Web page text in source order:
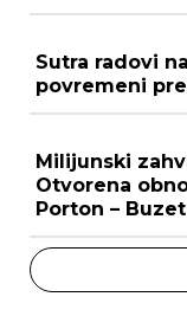
Sutra radovi
povremeni
Milijunski
Otvorena
Porton – Buzet